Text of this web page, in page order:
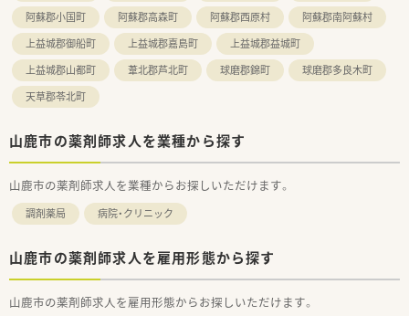
阿蘇郡小国町 阿蘇郡高森町 阿蘇郡西原村
阿蘇郡南阿蘇村
上益城郡御船町
上益城郡嘉島町
上益城郡益城町
上益城郡山都町
葦北郡芦北町 球磨郡錦町
球磨郡多良木町
天草郡苓北町
山鹿市の薬剤師求人を業種から探す
山鹿市の薬剤師求人を業種からお探しいただけます。
調剤薬局 病院・クリニック
山鹿市の薬剤師求人を雇用形態から探す
山鹿市の薬剤師求人を雇用形態からお探しいただけます。